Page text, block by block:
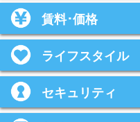
賃料･価格
ライフスタイル
セキュリティ